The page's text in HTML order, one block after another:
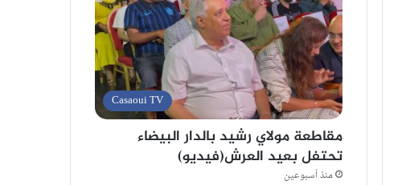
Casaoui TV
مقاطعة مولاي رشيد بالدار البيضاء
تحتفل بعيد العرش(فيديو)
منذ أسبوعين